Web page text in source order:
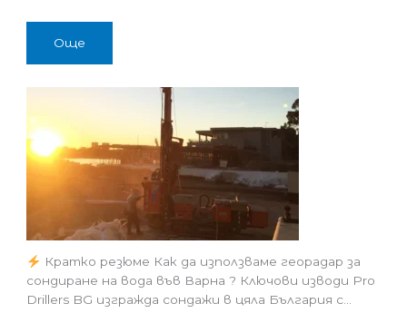
Още
Кратко резюме Как да използваме георадар за
сондиране на вода във Варна ? Ключови изводи Pro
Drillers BG изгражда сондажи в цяла България с…